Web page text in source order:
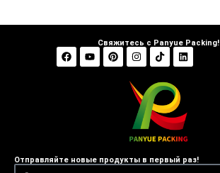
Свяжитесь с Panyue Packing!
Отправляйте новые продукты в первый раз!